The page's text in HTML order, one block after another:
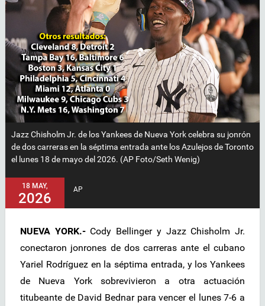
Jazz Chisholm Jr. de los Yankees de Nueva York celebra su jonrón
de dos carreras en la séptima entrada ante los Azulejos de Toronto
el lunes 18 de mayo del 2026. (AP Foto/Seth Wenig)
18 MAY,
2026
AP
NUEVA YORK.-Cody Bellinger y Jazz Chisholm Jr.
conectaron jonrones de dos carreras ante el cubano
Yariel Rodríguez en la séptima entrada, y los Yankees
de Nueva York sobrevivieron a otra actuación
titubeante de David Bednar para vencer el lunes 7-6 a